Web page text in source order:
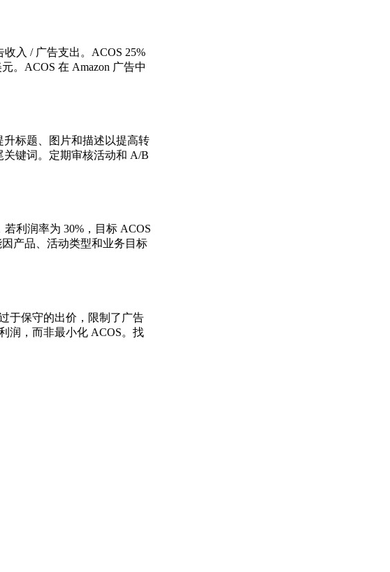
入 / 广告支出。ACOS 25%
。ACOS 在 Amazon 广告中
标题、图片和描述以提高转
键词。定期审核活动和 A/B
利润率为 30%，目标 ACOS
产品、活动类型和业务目标
于保守的出价，限制了广告
润，而非最小化 ACOS。找